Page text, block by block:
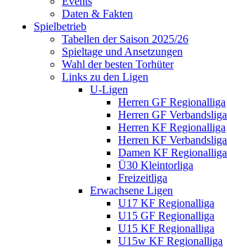
Daten & Fakten
Spielbetrieb
Tabellen der Saison 2025/26
Spieltage und Ansetzungen
Wahl der besten Torhüter
Links zu den Ligen
U-Ligen
Herren GF Regionalliga
Herren GF Verbandsliga
Herren KF Regionalliga
Herren KF Verbandsliga
Damen KF Regionalliga
Ü30 Kleintorliga
Freizeitliga
Erwachsene Ligen
U17 KF Regionalliga
U15 GF Regionalliga
U15 KF Regionalliga
U15w KF Regionalliga